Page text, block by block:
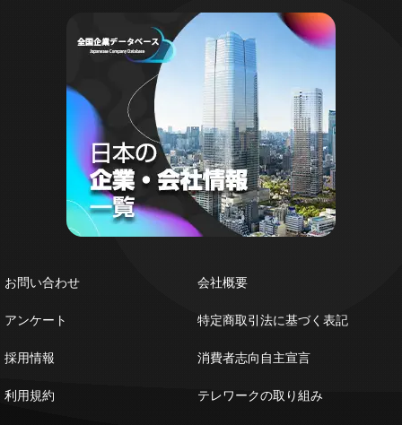
お問い合わせ
アンケート
採用情報
利用規約
会社概要
特定商取引法に基づく表記
消費者志向自主宣言
テレワークの取り組み